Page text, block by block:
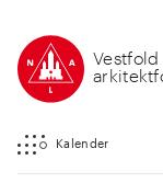
Vestfold
Kalender